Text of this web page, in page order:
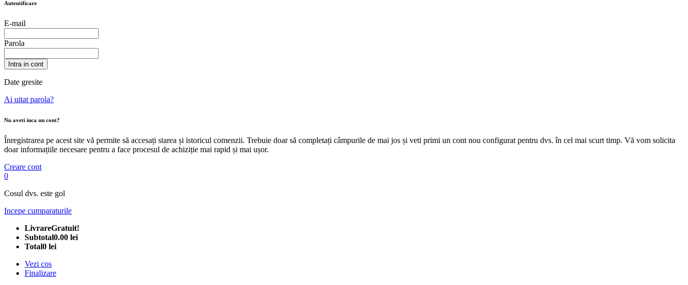
Autentificare
E-mail
Parola
Intra in cont
Date gresite
Ai uitat parola?
Nu aveti inca un cont?
Înregistrarea pe acest site vă permite să accesați starea și istoricul comenzii. Trebuie doar să completați câmpurile de mai jos și veti primi un cont nou configurat pentru dvs. în cel mai scurt timp. Vă vom solicita
doar informațiile necesare pentru a face procesul de achiziție mai rapid și mai ușor.
Creare cont
0
Cosul dvs. este gol
Incepe cumparaturile
LivrareGratuit!
Subtotal0.00 lei
Total0 lei
Vezi cos
Finalizare